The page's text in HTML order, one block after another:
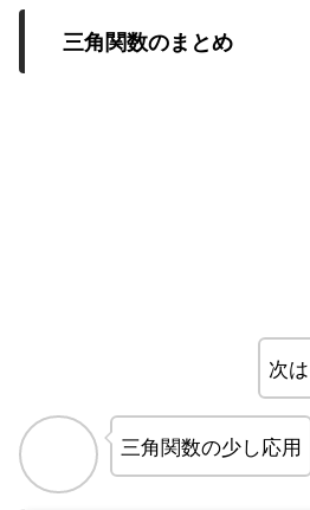
三角関数のまとめ
次
三角関数の少し応用